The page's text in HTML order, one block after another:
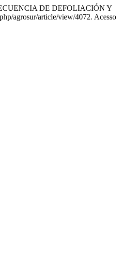
DE DEFOLIACIÓN Y
agrosur/article/view/4072. Acesso